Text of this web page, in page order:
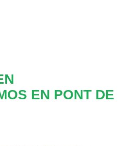
EN PONT DE